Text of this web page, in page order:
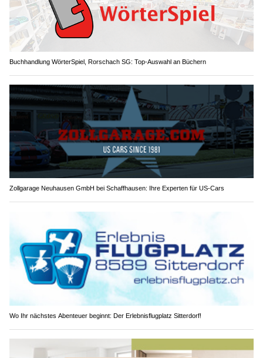
Buchhandlung WörterSpiel, Rorschach SG: Top-Auswahl an Büchern
Zollgarage Neuhausen GmbH bei Schaffhausen: Ihre Experten für US-Cars
Wo Ihr nächstes Abenteuer beginnt: Der Erlebnisflugplatz Sitterdorf!